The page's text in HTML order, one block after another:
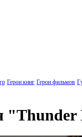
Герои книг Герои фильмов